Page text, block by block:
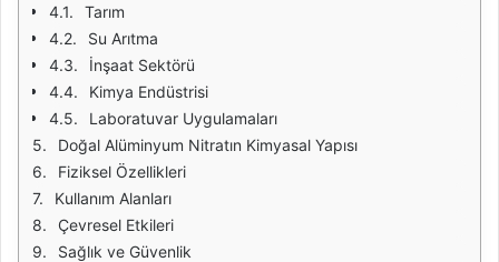
Tarım
Su Arıtma
İnşaat Sektörü
Kimya Endüstrisi
Laboratuvar Uygulamaları
Doğal Alüminyum Nitratın Kimyasal Yapısı
Fiziksel Özellikleri
Kullanım Alanları
Çevresel Etkileri
Sağlık ve Güvenlik